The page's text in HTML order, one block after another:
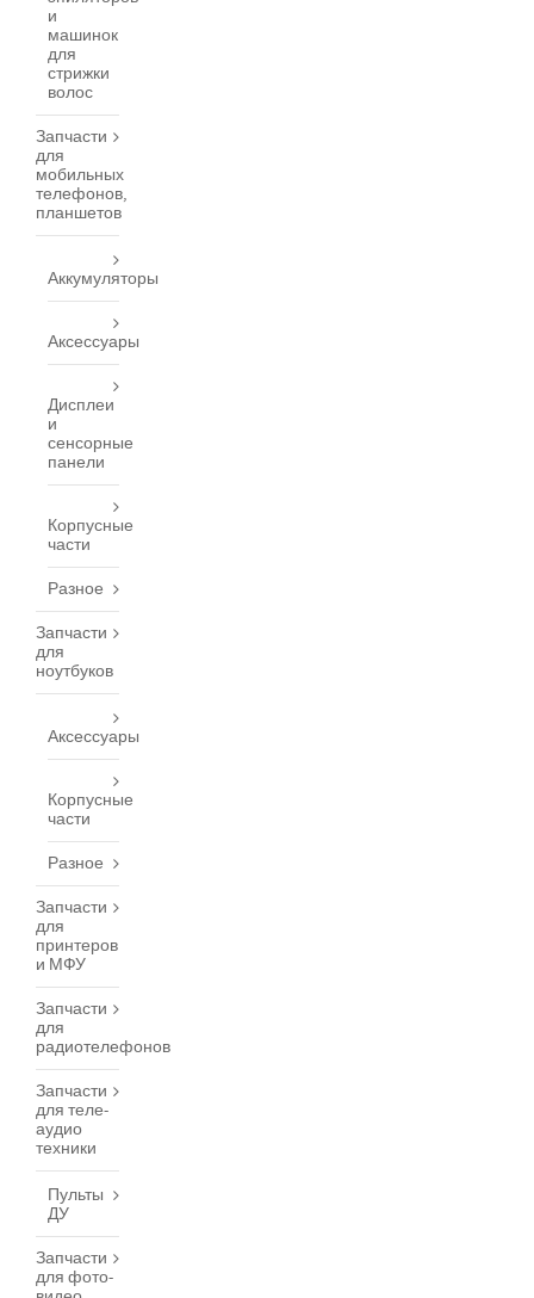
и
машинок
для
стрижки
волос
Запчасти
для
мобильных
телефонов,
планшетов
Аккумуляторы
Аксессуары
Дисплеи
и
сенсорные
панели
Корпусные
части
Разное
Запчасти
для
ноутбуков
Аксессуары
Корпусные
части
Разное
Запчасти
для
принтеров
и МФУ
Запчасти
для
радиотелефонов
Запчасти
для теле-
аудио
техники
Пульты
ДУ
Запчасти
для фото-